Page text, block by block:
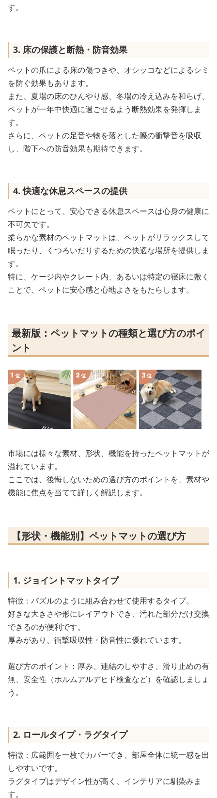
す。
3. 床の保護と断熱・防音効果
ペットの爪による床の傷つきや、オシッコなどによるシミ
を防ぐ効果もあります。
また、夏場の床のひんやり感、冬場の冷え込みを和らげ、
ペットが一年中快適に過ごせるよう断熱効果を発揮しま
す。
さらに、ペットの足音や物を落とした際の衝撃音を吸収
し、階下への防音効果も期待できます。
4. 快適な休息スペースの提供
ペットにとって、安心できる休息スペースは心身の健康に
不可欠です。
柔らかな素材のペットマットは、ペットがリラックスして
眠ったり、くつろいだりするための快適な場所を提供しま
す。
特に、ケージ内やクレート内、あるいは特定の寝床に敷く
ことで、ペットに安心感と心地よさをもたらします。
最新版：ペットマットの種類と選び方のポイ
ント
市場には様々な素材、形状、機能を持ったペットマットが
溢れています。
ここでは、後悔しないための選び方のポイントを、素材や
機能に焦点を当てて詳しく解説します。
【形状・機能別】ペットマットの選び方
1. ジョイントマットタイプ
特徴：パズルのように組み合わせて使用するタイプ。
好きな大きさや形にレイアウトでき、汚れた部分だけ交換
できるのが便利です。
厚みがあり、衝撃吸収性・防音性に優れています。
選び方のポイント：厚み、連結のしやすさ、滑り止めの有
無、安全性（ホルムアルデヒド検査など）を確認しましょ
う。
2. ロールタイプ・ラグタイプ
特徴：広範囲を一枚でカバーでき、部屋全体に統一感を出
しやすいです。
ラグタイプはデザイン性が高く、インテリアに馴染みま
す。